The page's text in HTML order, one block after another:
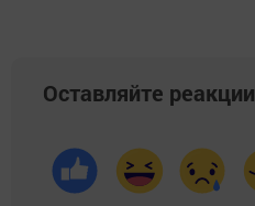
Оставляйте реакции